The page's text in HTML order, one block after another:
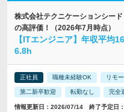
株式会社テクニケーションシー
の高評価！（2026年7月時点）
【ITエンジニア】年収平均
6.8h
正社員 職種未経験OK リモ
第二新卒歓迎 転勤なし 完全
情報更新日：2026/07/14 終了予定日